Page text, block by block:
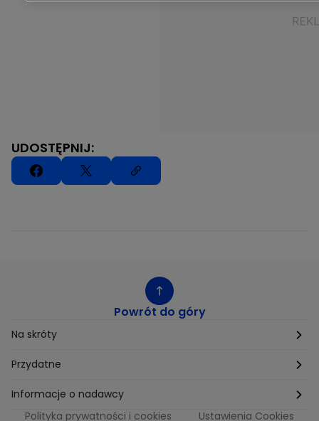
UDOSTĘPNIJ:
Powrót do góry
Na skróty
Etyka
Supplier Diversity
Przydatne
Biuro Prasowe
Informacje o nadawcy
Polityka prywatności i cookies Ustawienia Cookies